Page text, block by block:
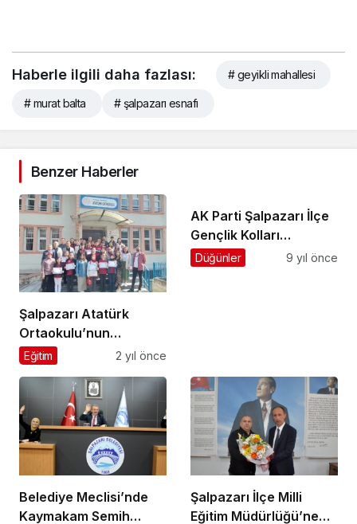
Haberle ilgili daha fazlası: # geyikli mahallesi
# murat balta # şalpazarı esnafı
Benzer Haberler
Şalpazarı Atatürk
Ortaokulu’nun
“Bursluluk Sınavı”
Eğitim 2 yıl önce
AK Parti Şalpazarı İlçe
Gençlik Kolları
Başkanlığı’na Aydın
Düğünler 9 yıl önce
Belediye Meclisi’nde
Kaymakam Semih
Şalpazarı İlçe Milli
Eğitim Müdürlüğü’ne